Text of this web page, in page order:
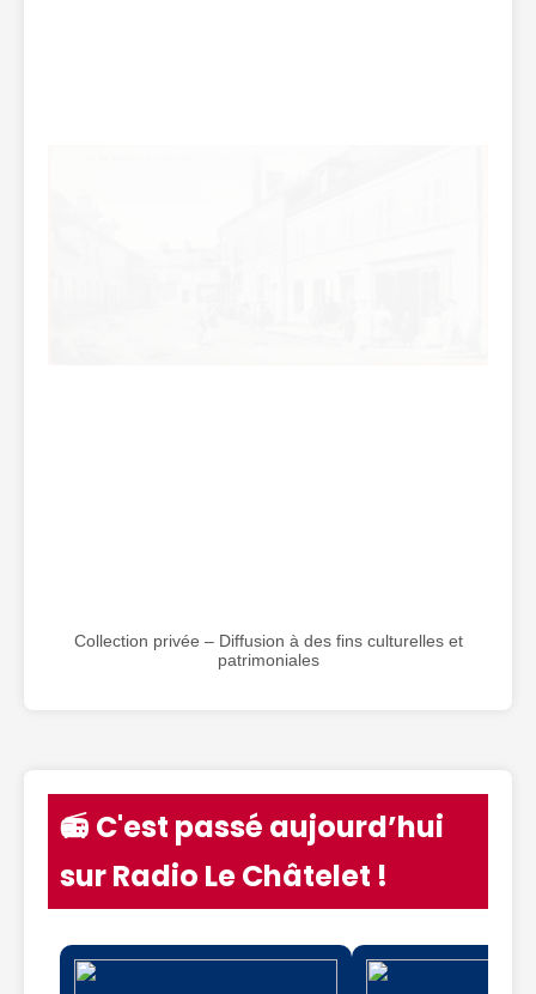
Collection privée – Diffusion à des fins culturelles et
patrimoniales
📻 C'est passé aujourd’hui
sur Radio Le Châtelet !